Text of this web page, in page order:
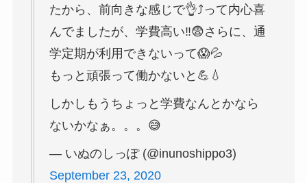
たから、前向きな感じで👌⤴って内心喜
んでましたが、学費高い‼️😨さらに、通
学定期が利用できないって😱💦
もっと頑張って働かないと💪💧
しかしもうちょっと学費なんとかなら
ないかなぁ。。。😅
— いぬのしっぽ (@inunoshippo3)
September 23, 2020